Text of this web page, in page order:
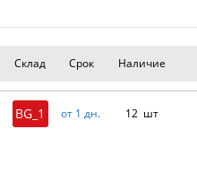
Склад Срок Наличие
BG_1 от 1 дн. 12 шт